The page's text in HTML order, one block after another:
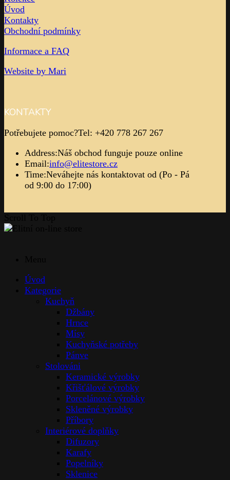
Úvod
Kontakty
Obchodní podmínky
Informace a FAQ
Website by Mari
KONTAKTY
Potřebujete pomoc?Tel: +420 778 267 267
Address:Náš obchod funguje pouze online
Email:info@elitestore.cz
Time:Neváhejte nás kontaktovat od (Po - Pá
od 9:00 do 17:00)
Úvod
Kategorie
Kuchyň
Džbány
Hrnce
Mísy
Kuchyňské potřeby
Pánve
Stolováni
Keramické výrobky
Křišťálové výrobky
Porcelánové výrobky
Skleněné výrobky
Příbory
Interiérové doplňky
Difuzory
Karafy
Popelníky
Sklenice